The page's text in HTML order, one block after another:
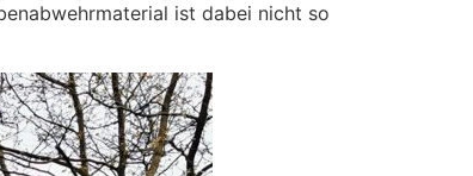
ist dabei nicht so